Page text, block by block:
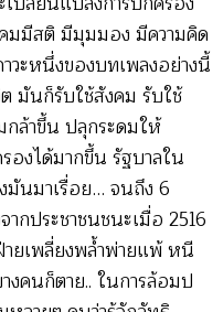
มมีสติ มีมุมมอง มีความคิด
ะหนึ่งของบทเพลงอย่างนี้
ต มันก็รับใช้สังคม รับใช้
กล้าขึ้น ปลุกระดมให้
งได้มากขึ้น รัฐบาลใน
นมาเรื่อย… จนถึง 6
กประชาชนชนะเมื่อ 2516
ยเพลี่ยงพล้ำพ่ายแพ้ หนี
คนก็ตาย.. ในการล้อมป